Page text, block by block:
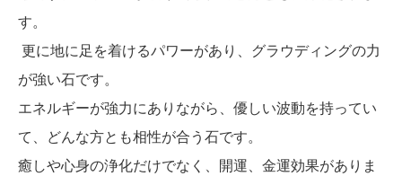
す。
更に地に足を着けるパワーがあり、グラウディングの力
が強い石です。
エネルギーが強力にありながら、優しい波動を持ってい
て、どんな方とも相性が合う石です。
癒しや心身の浄化だけでなく、開運、金運効果がありま